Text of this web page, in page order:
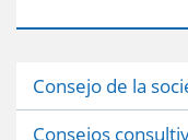
Consejo de la
Consejos